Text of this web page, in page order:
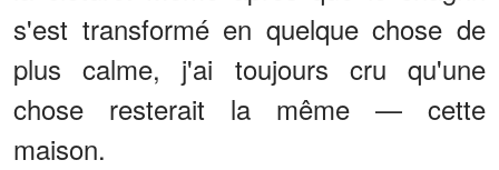
s'est transformé en quelque chose de
plus calme, j'ai toujours cru qu'une
chose resterait la même — cette
maison.